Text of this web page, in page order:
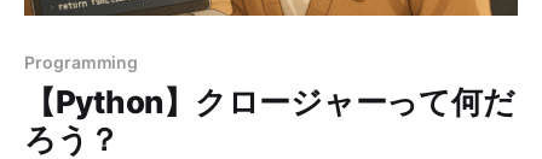
text.upper() def whisper(text): return text.lower(
Programming
【Python】クロージャーって何だ
ろう？